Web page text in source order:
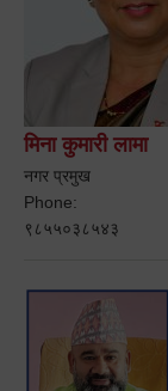
मिना कुमारी लामा
नगर प्रमुख
Phone:
९८५५०३८५४३